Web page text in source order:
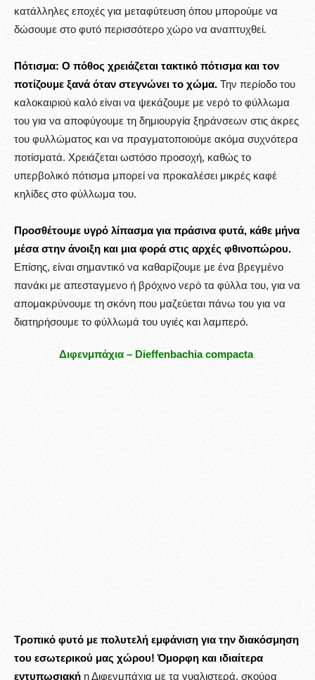
κατάλληλες εποχές για μεταφύτευση όπου μπορούμε να
δώσουμε στο φυτό περισσότερο χώρο να αναπτυχθεί.
Πότισμα: Ο πόθος χρειάζεται τακτικό πότισμα και τον
ποτίζουμε ξανά όταν στεγνώνει το χώμα. Την περίοδο του
καλοκαιριού καλό είναι να ψεκάζουμε με νερό το φύλλωμα
του για να αποφύγουμε τη δημιουργία ξηράνσεων στις άκρες
του φυλλώματος και να πραγματοποιούμε ακόμα συχνότερα
ποτίσματά. Χρειάζεται ωστόσο προσοχή, καθώς το
υπερβολικό πότισμα μπορεί να προκαλέσει μικρές καφέ
κηλίδες στο φύλλωμα του.
Προσθέτουμε υγρό λίπασμα για πράσινα φυτά, κάθε μήνα
μέσα στην άνοιξη και μια φορά στις αρχές φθινοπώρου.
Επίσης, είναι σημαντικό να καθαρίζουμε με ένα βρεγμένο
πανάκι με απεσταγμενο ή βρόχινο νερό τα φύλλα του, για να
απομακρύνουμε τη σκόνη που μαζεύεται πάνω του για να
διατηρήσουμε το φύλλωμά του υγιές και λαμπερό.
Διφενμπάχια – Dieffenbachia compacta
Τροπικό φυτό με πολυτελή εμφάνιση για την διακόσμηση
του εσωτερικού μας χώρου! Όμορφη και ιδιαίτερα
εντυπωσιακή η Διφενμπάχια με τα γυαλιστερά, σκούρα